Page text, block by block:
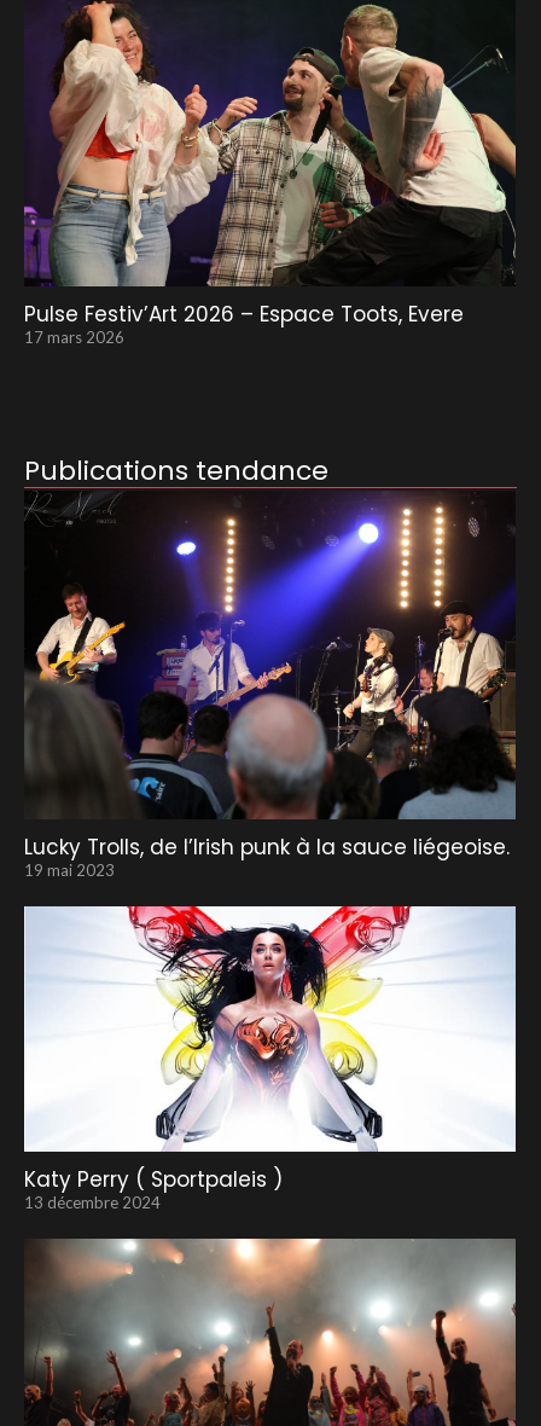
Pulse Festiv’Art 2026 – Espace Toots, Evere
17 mars 2026
Publications tendance
Lucky Trolls, de l’Irish punk à la sauce liégeoise.
19 mai 2023
Katy Perry ( Sportpaleis )
13 décembre 2024